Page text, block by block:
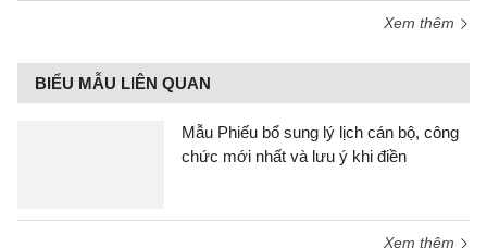
Xem thêm
BIỂU MẪU LIÊN QUAN
Mẫu Phiếu bổ sung lý lịch cán bộ, công
chức mới nhất và lưu ý khi điền
Xem thêm